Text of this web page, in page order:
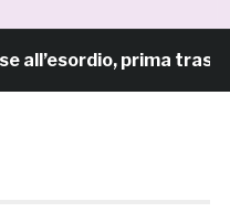
prima trasferta a